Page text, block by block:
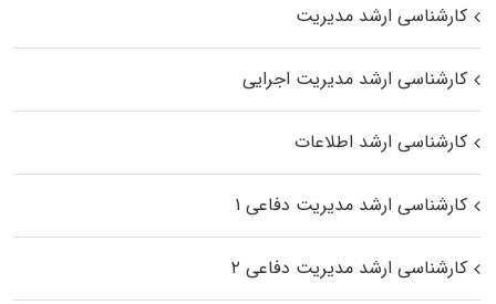
کارشناسی ارشد مدیریت
کارشناسی ارشد مدیریت اجرایی
کارشناسی ارشد اطلاعات
کارشناسی ارشد مدیریت دفاعی ۱
کارشناسی ارشد مدیریت دفاعی ۲